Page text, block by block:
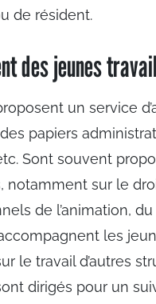
de résident.
des jeunes
un service
papiers
Sont souvent
notamment sur le
de l’animation,
les
le travail d’autres
dirigés pour un